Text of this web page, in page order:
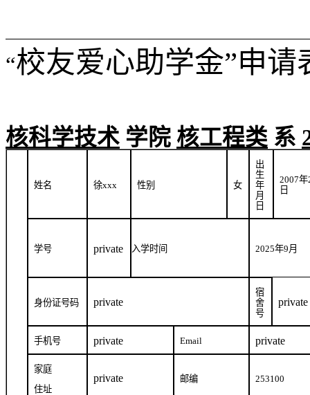
“校友爱心助学金”申请
核科学技术 学院 核工程类 系
姓名 徐xxx 性别 女
出
生
年
月
日
2007年
日
学号 private 入学时间 2025年9月
身份证号码 private
宿
舍
号
private
手机号 private Email private
家庭
住址
private 邮编 253100